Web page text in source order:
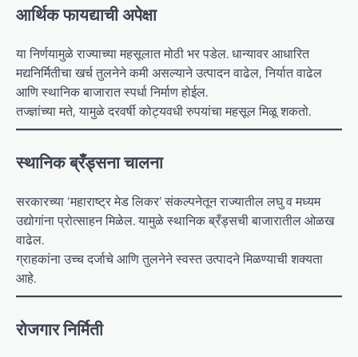
आर्थिक फायद्याची अपेक्षा
या निर्णयामुळे राज्याच्या महसूलात मोठी भर पडेल. धान्यावर आधारित
मद्यनिर्मितीचा खर्च तुलनेने कमी असल्याने उत्पादन वाढेल, निर्यात वाढेल
आणि स्थानिक बाजारात स्पर्धा निर्माण होईल.
तज्ज्ञांच्या मते, यामुळे दरवर्षी कोट्यवधी रुपयांचा महसूल मिळू शकतो.
स्थानिक ब्रँड्सना चालना
सरकारच्या ‘महाराष्ट्र मेड लिकर’ संकल्पनेतून राज्यातील लघु व मध्यम
उद्योगांना प्रोत्साहन मिळेल. यामुळे स्थानिक ब्रँड्सची बाजारातील ओळख
वाढेल.
ग्राहकांना उच्च दर्जाचे आणि तुलनेने स्वस्त उत्पादने मिळण्याची शक्यता
आहे.
रोजगार निर्मिती